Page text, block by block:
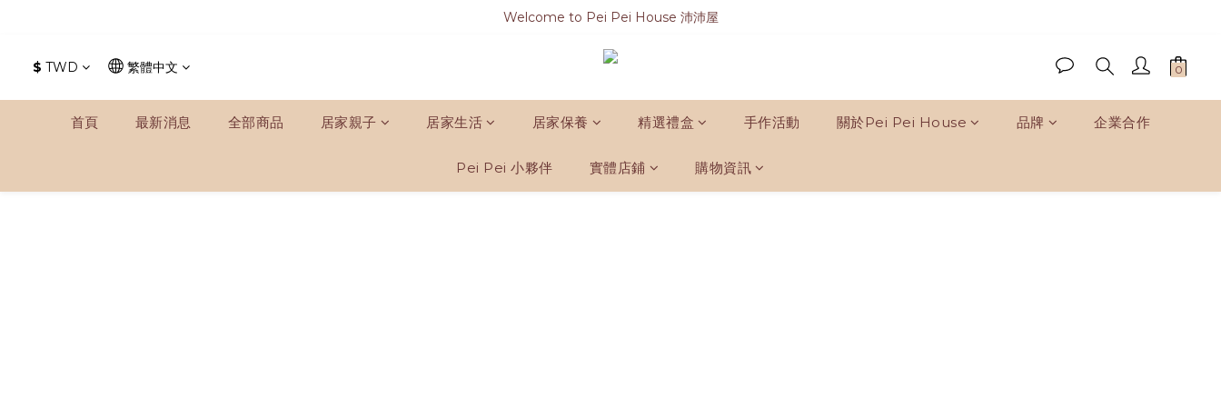
Welcome to Pei Pei House 沛沛屋
$ TWD 繁體中文
首頁 最新消息 全部商品 居家親子 居家生活 居家保養 精選禮盒 手作活動 關於Pei Pei House 品牌 企業合作
Pei Pei 小夥伴 實體店鋪 購物資訊